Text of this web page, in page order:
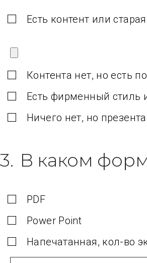
Есть контент или
Контента нет, но есть
Есть фирменный стиль
Ничего нет, но
3. В каком
PDF
Power Point
Напечатанная, кол-во